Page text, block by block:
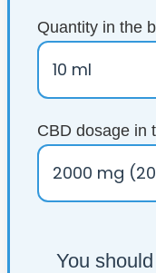
Quantity in the
CBD dosage in
You